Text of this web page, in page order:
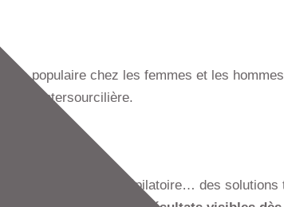
populaire chez les femmes et les
zone intersourcilière.
cire, crème dépilatoire… des solutions